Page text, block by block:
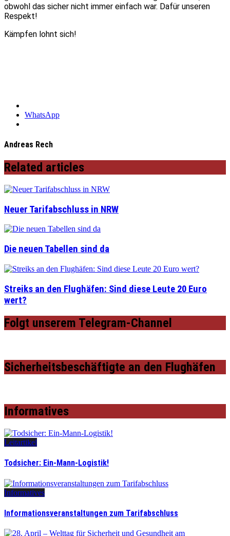
obwohl das sicher nicht immer einfach war. Dafür unseren
Respekt!
Kämpfen lohnt sich!
WhatsApp
Andreas Rech
Related articles
Neuer Tarifabschluss in NRW
Die neuen Tabellen sind da
Streiks an den Flughäfen: Sind diese Leute 20 Euro
wert?
Folgt unserem Telegram-Channel
Sicherheitsbeschäftigte an den Flughäfen
Informatives
Leitartikel
Todsicher: Ein-Mann-Logistik!
Informatives
Informationsveranstaltungen zum Tarifabschluss